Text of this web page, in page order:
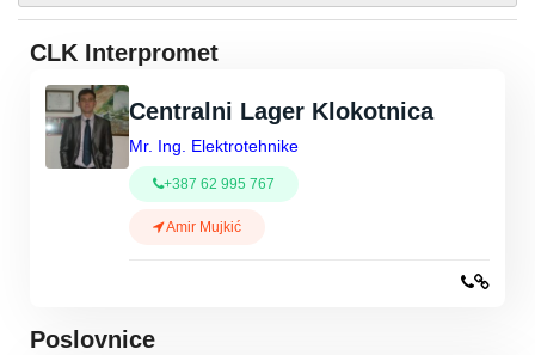
CLK Interpromet
Centralni Lager Klokotnica
Mr. Ing. Elektrotehnike
+387 62 995 767
Amir Mujkić
Poslovnice